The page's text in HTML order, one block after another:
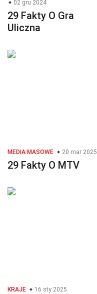
02 gru 2024
29 Fakty O Gra
Uliczna
MEDIA MASOWE 20 mar 2025
29 Fakty O MTV
KRAJE 16 sty 2025